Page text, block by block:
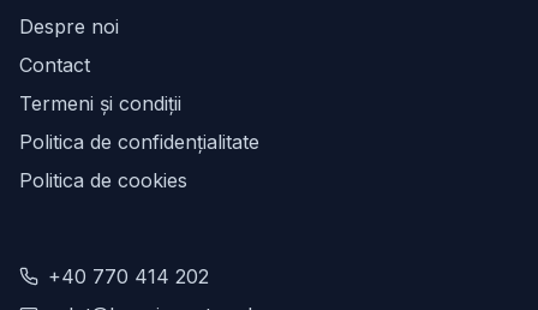
Despre noi
Contact
Termeni și condiții
Politica de confidențialitate
Politica de cookies
+40 770 414 202